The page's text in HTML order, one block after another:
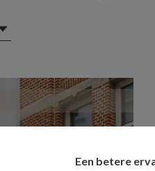
Een betere